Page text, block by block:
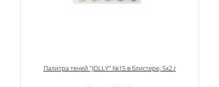
Палитра теней "JOLLY" №15 в блистере, 5х2 г